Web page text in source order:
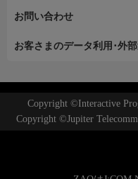
お問い合わせ
お客さまのデータ利用･外
Copyright ©Interactive
Copyright ©Jupiter